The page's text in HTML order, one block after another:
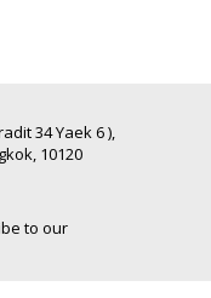
34 Yaek 6 ),
10120
to our